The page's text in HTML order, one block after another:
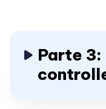
Parte 3: